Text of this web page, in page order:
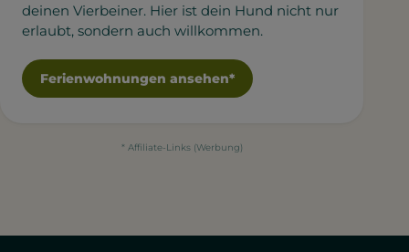
deinen Vierbeiner. Hier ist dein Hund nicht nur
erlaubt, sondern auch willkommen.
Ferienwohnungen ansehen*
* Affiliate-Links (Werbung)